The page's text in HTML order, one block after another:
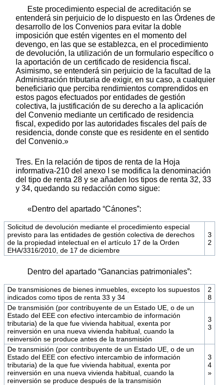
Este procedimiento especial de acreditación se
entenderá sin perjuicio de lo dispuesto en las Órdenes de
desarrollo de los Convenios para evitar la doble
imposición que estén vigentes en el momento del
devengo, en las que se establezca, en el procedimiento
de devolución, la utilización de un formulario específico o
la aportación de un certificado de residencia fiscal.
Asimismo, se entenderá sin perjuicio de la facultad de la
Administración tributaria de exigir, en su caso, a cualquier
beneficiario que perciba rendimientos comprendidos en
estos pagos efectuados por entidades de gestión
colectiva, la justificación de su derecho a la aplicación
del Convenio mediante un certificado de residencia
fiscal, expedido por las autoridades fiscales del país de
residencia, donde conste que es residente en el sentido
del Convenio.»
Tres. En la relación de tipos de renta de la Hoja
informativa-210 del anexo I se modifica la denominación
del tipo de renta 28 y se añaden los tipos de renta 32, 33
y 34, quedando su redacción como sigue:
«Dentro del apartado “Cánonesˮ:
Solicitud de devolución mediante el procedimiento especial
previsto para las entidades de gestión colectiva de derechos
de la propiedad intelectual en el artículo 17 de la Orden
EHA/3316/2010, de 17 de diciembre
3
2
Dentro del apartado “Ganancias patrimonialesˮ:
De transmisiones de bienes inmuebles, excepto los supuestos
indicados como tipos de renta 33 y 34
2
8
De transmisión (por contribuyente de un Estado UE, o de un
Estado del EEE con efectivo intercambio de información
tributaria) de la que fue vivienda habitual, exenta por
reinversión en una nueva vivienda habitual, cuando la
reinversión se produce antes de la transmisión
3
3
De transmisión (por contribuyente de un Estado UE, o de un
Estado del EEE con efectivo intercambio de información
tributaria) de la que fue vivienda habitual, exenta por
reinversión en una nueva vivienda habitual, cuando la
reinversión se produce después de la transmisión
3
4
»